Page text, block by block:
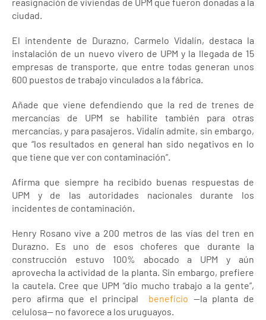
ciudad.
El intendente de Durazno, Carmelo Vidalín, destaca la
instalación de un nuevo vivero de UPM y la llegada de 15
empresas de transporte, que entre todas generan unos
600 puestos de trabajo vinculados a la fábrica.
Añade que viene defendiendo que la red de trenes de
mercancías de UPM se habilite también para otras
mercancías, y para pasajeros. Vidalín admite, sin embargo,
que “los resultados en general han sido negativos en lo
que tiene que ver con contaminación”.
Afirma que siempre ha recibido buenas respuestas de
UPM y de las autoridades nacionales durante los
incidentes de contaminación.
Henry Rosano vive a 200 metros de las vías del tren en
Durazno. Es uno de esos choferes que durante la
construcción estuvo 100% abocado a UPM y aún
aprovecha la actividad de la planta. Sin embargo, prefiere
la cautela. Cree que UPM “dio mucho trabajo a la gente”,
pero afirma que el principal beneficio —la planta de
celulosa— no favorece a los uruguayos.